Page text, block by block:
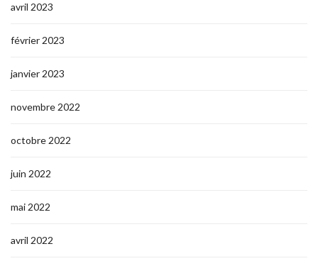
avril 2023
février 2023
janvier 2023
novembre 2022
octobre 2022
juin 2022
mai 2022
avril 2022